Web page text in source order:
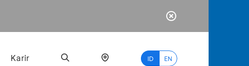
Karir ID EN